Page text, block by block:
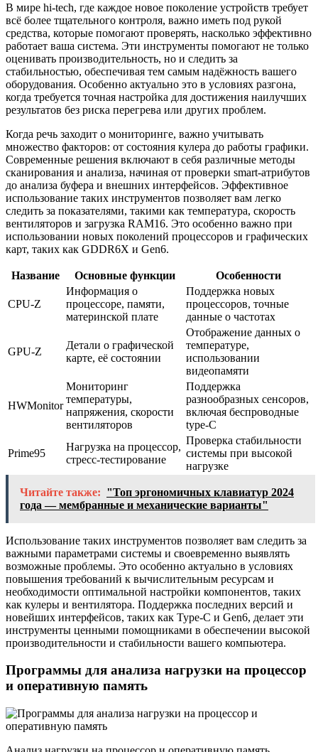
В мире hi-tech, где каждое новое поколение устройств требует
всё более тщательного контроля, важно иметь под рукой
средства, которые помогают проверять, насколько эффективно
работает ваша система. Эти инструменты помогают не только
оценивать производительность, но и следить за
стабильностью, обеспечивая тем самым надёжность вашего
оборудования. Особенно актуально это в условиях разгона,
когда требуется точная настройка для достижения наилучших
результатов без риска перегрева или других проблем.
Когда речь заходит о мониторинге, важно учитывать
множество факторов: от состояния кулера до работы графики.
Современные решения включают в себя различные методы
сканирования и анализа, начиная от проверки smart-атрибутов
до анализа буфера и внешних интерфейсов. Эффективное
использование таких инструментов позволяет вам легко
следить за показателями, такими как температура, скорость
вентиляторов и загрузка RAM16. Это особенно важно при
использовании новых поколений процессоров и графических
карт, таких как GDDR6X и Gen6.
Название Основные функции Особенности
CPU-Z
Информация о
процессоре, памяти,
материнской плате
Поддержка новых
процессоров, точные
данные о частотах
GPU-Z
Детали о графической
карте, её состоянии
Отображение данных о
температуре,
использовании
видеопамяти
HWMonitor
Мониторинг
температуры,
напряжения, скорости
вентиляторов
Поддержка
разнообразных сенсоров,
включая беспроводные
type-C
Prime95
Нагрузка на процессор,
стресс-тестирование
Проверка стабильности
системы при высокой
нагрузке
Читайте также: "Топ эргономичных клавиатур 2024
года — мембранные и механические варианты"
Использование таких инструментов позволяет вам следить за
важными параметрами системы и своевременно выявлять
возможные проблемы. Это особенно актуально в условиях
повышения требований к вычислительным ресурсам и
необходимости оптимальной настройки компонентов, таких
как кулеры и вентилятора. Поддержка последних версий и
новейших интерфейсов, таких как Type-C и Gen6, делает эти
инструменты ценными помощниками в обеспечении высокой
производительности и стабильности вашего компьютера.
Программы для анализа нагрузки на процессор
и оперативную память